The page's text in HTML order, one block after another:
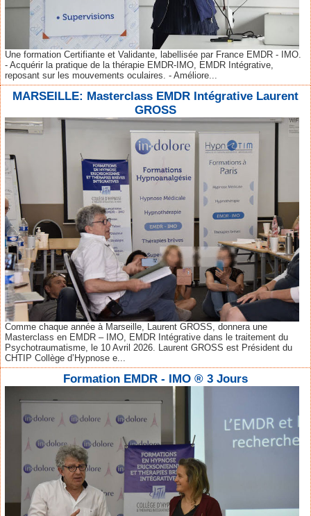
Une formation Certifiante et Validante, labellisée par France EMDR - IMO.
- Acquérir la pratique de la thérapie EMDR-IMO, EMDR Intégrative,
reposant sur les mouvements oculaires. - Améliore...
MARSEILLE: Masterclass EMDR Intégrative Laurent
GROSS
Comme chaque année à Marseille, Laurent GROSS, donnera une
Masterclass en EMDR – IMO, EMDR Intégrative dans le traitement du
Psychotraumatisme, le 10 Avril 2026. Laurent GROSS est Président du
CHTIP Collège d’Hypnose e...
Formation EMDR - IMO ® 3 Jours